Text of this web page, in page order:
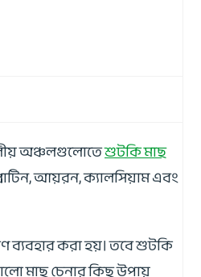
অঞ্চলগুলোতেশুটকি মাছ
আয়রন, ক্যালসিয়াম এবং
ব্যবহার করা হয়। তবে শুটকি
মাছ চেনার কিছু উপায়